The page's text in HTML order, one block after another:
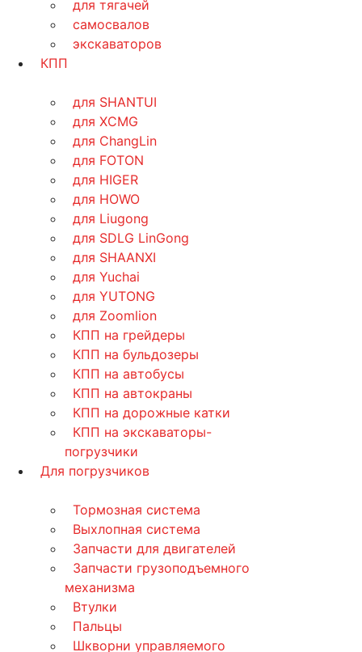
для тягачей
самосвалов
экскаваторов
КПП
для SHANTUI
для XCMG
для ChangLin
для FOTON
для HIGER
для HOWO
для Liugong
для SDLG LinGong
для SHAANXI
для Yuchai
для YUTONG
для Zoomlion
КПП на грейдеры
КПП на бульдозеры
КПП на автобусы
КПП на автокраны
КПП на дорожные катки
КПП на экскаваторы-
погрузчики
Для погрузчиков
Тормозная система
Выхлопная система
Запчасти для двигателей
Запчасти грузоподъемного
механизма
Втулки
Пальцы
Шкворни управляемого